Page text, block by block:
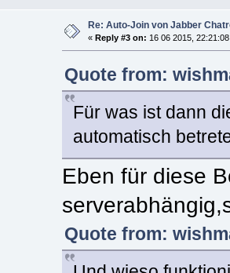
Re: Auto-Join von Jabber
« Reply #3 on: 16 06 2015,
Quote from:
Für was ist dann
automatisch
Eben für diese
Quote from: